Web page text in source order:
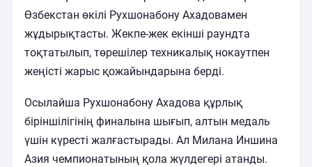
Өзбекстан өкілі Рухшонабону Ахадовамен
жұдырықтасты. Жекпе-жек екінші раундта
тоқтатылып, төрешілер техникалық нокаутпен
жеңісті жарыс қожайындарына берді.
Осылайша Рухшонабону Ахадова құрлық
біріншілігінің финалына шығып, алтын медаль
үшін күресті жалғастырады. Ал Милана Иншина
Азия чемпионатының қола жүлдегері атанды.